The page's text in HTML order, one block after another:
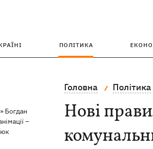
ПОЛІТИКА
Богдан
–
Головна Політика
Нові